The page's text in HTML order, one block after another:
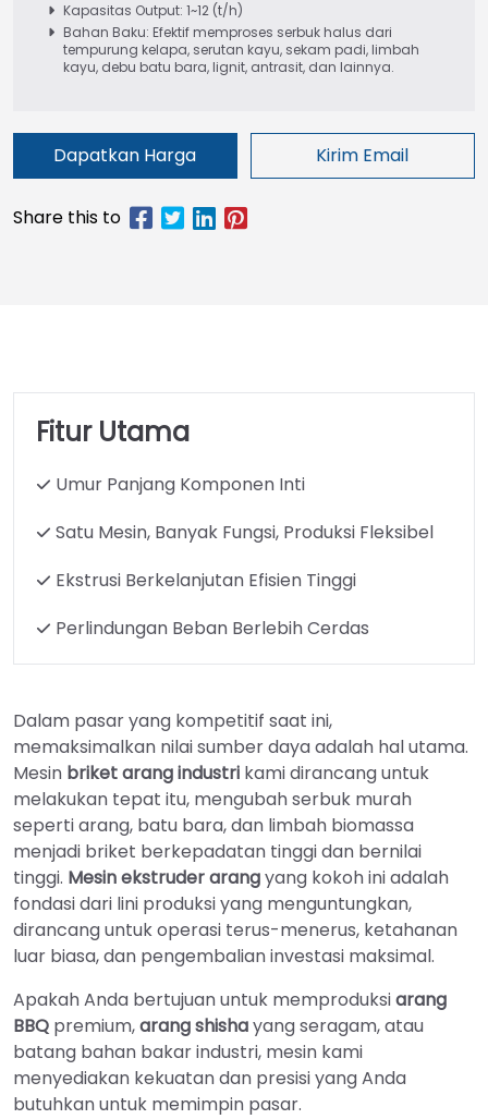
Kapasitas Output: 1~12 (t/h)
Bahan Baku: Efektif memproses serbuk halus dari
tempurung kelapa, serutan kayu, sekam padi, limbah
kayu, debu batu bara, lignit, antrasit, dan lainnya.
Dapatkan Harga Kirim Email
Fitur Utama
Umur Panjang Komponen Inti
Satu Mesin, Banyak Fungsi, Produksi Fleksibel
Ekstrusi Berkelanjutan Efisien Tinggi
Perlindungan Beban Berlebih Cerdas
Dalam pasar yang kompetitif saat ini,
memaksimalkan nilai sumber daya adalah hal utama.
Mesin briket arang industri kami dirancang untuk
melakukan tepat itu, mengubah serbuk murah
seperti arang, batu bara, dan limbah biomassa
menjadi briket berkepadatan tinggi dan bernilai
tinggi. Mesin ekstruder arangyang kokoh ini adalah
fondasi dari lini produksi yang menguntungkan,
dirancang untuk operasi terus-menerus, ketahanan
luar biasa, dan pengembalian investasi maksimal.
Apakah Anda bertujuan untuk memproduksiarang
BBQ premium,arang shishayang seragam, atau
batang bahan bakar industri, mesin kami
menyediakan kekuatan dan presisi yang Anda
butuhkan untuk memimpin pasar.